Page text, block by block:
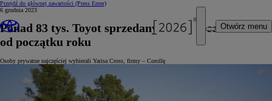
Przejdź do głównej zawartości (Press Enter)
Otwórz menu
6 grudnia 2023
Ponad 83 tys. Toyot sprzedanych w Polsce
od początku roku
Osoby prywatne najczęściej wybierali Yarisa Cross, firmy – Corollę